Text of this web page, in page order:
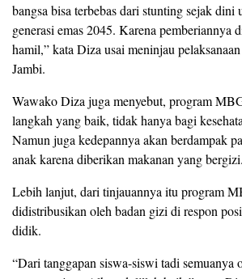
bangsa bisa terbebas dari stunting sejak
generasi emas 2045. Karena pemberiannya
hamil,” kata Diza usai meninjau
Jambi.
Wawako Diza juga menyebut, program
langkah yang baik, tidak hanya bagi
Namun juga kedepannya akan berdampak
anak karena diberikan makanan yang bergizi.
Lebih lanjut, dari tinjauannya itu program
didistribusikan oleh badan gizi di respon
didik.
“Dari tanggapan siswa-siswi tadi semuanya